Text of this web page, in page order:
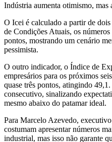
Indústria aumenta otimismo, mas
O Icei é calculado a partir de
de Condições Atuais, os
pontos, mostrando um cenário
pessimista.
O outro indicador, o Índice de
empresários para os próximos
quase três pontos, atingindo
consecutivo, sinalizando
mesmo abaixo do patamar ideal.
Para Marcelo Azevedo,
costumam apresentar números
industrial, mas isso não garante